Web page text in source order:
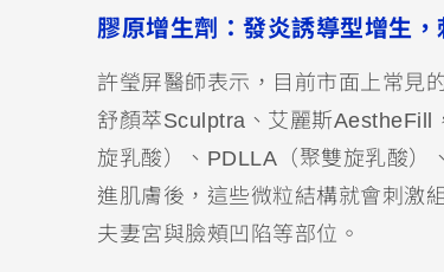
膠原增生劑 ：發炎誘導型增生
許瑩屏醫師表示，目前市面上常見
舒顏萃Sculptra、艾麗斯AestheFill
旋乳酸）、PDLLA（聚雙旋乳酸）
進肌膚後，這些微粒結構就會刺激
夫妻宮與臉頰凹陷等部位。